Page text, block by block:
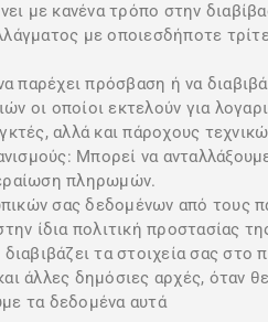
με κανένα τρόπο στην
με οποιεσδήποτε
παρέχει πρόσβαση ή να
οι οποίοι εκτελούν για
αλλά και πάροχους
Μπορεί να
πληρωμών.
σας δεδομένων από τους
ίδια πολιτική προστασίας
τα στοιχεία σας στο
άλλες δημόσιες αρχές, όταν
τα δεδομένα αυτά